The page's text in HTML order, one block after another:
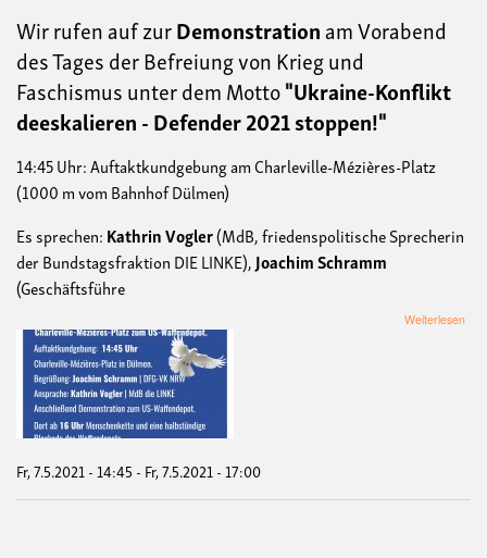
Wir rufen auf zurDemonstrationam Vorabend
des Tages der Befreiungvon Krieg und
Faschismusunter dem Motto"Ukraine-Konflikt
deeskalieren- Defender 2021 stoppen!"
14:45 Uhr: Auftaktkundgebung am Charleville-Mézières-Platz
(1000 m vom Bahnhof Dülmen)
Es sprechen: Kathrin Vogler(MdB, friedenspolitische Sprecherin
der Bundstagsfraktion DIE LINKE), Joachim Schramm
(Geschäftsführe
Weiterlesen
Fr, 7.5.2021 - 14:45 - Fr, 7.5.2021 - 17:00